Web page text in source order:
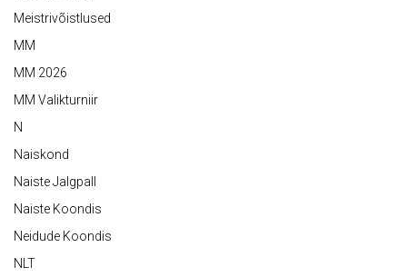
Meistrivõistlused
MM
MM 2026
MM Valikturniir
N
Naiskond
Naiste Jalgpall
Naiste Koondis
Neidude Koondis
NLT